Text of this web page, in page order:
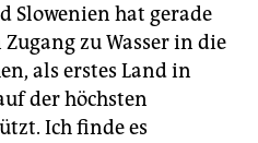
Slowenien hat gerade
zu Wasser in die
als erstes Land in
der höchsten
Ich finde es